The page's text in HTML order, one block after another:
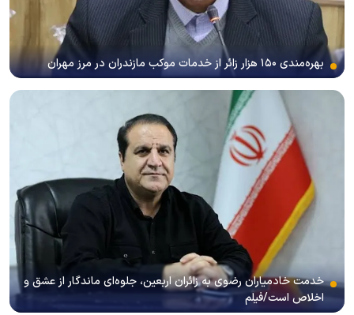
بهره‌مندی ۱۵۰ هزار زائر از خدمات موکب مازندران در مرز مهران
خدمت خادمیاران رضوی به زائران اربعین، جلوه‌ای ماندگار از عشق و
اخلاص است/فیلم